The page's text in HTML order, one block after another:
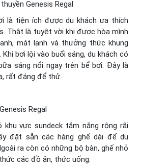
là tiện ích được du khách ưa thích
Thật là tuyệt vời khi được hòa mình
mát lạnh và thưởng thức khung
bơi lội vào buổi sáng, du khách có
sáng nổi ngay trên bể bơi. Đây là
rất đáng để thử.
khu vực sundeck tắm nắng rộng rãi
đặt sẵn các hàng ghế dài để du
ra còn có những bộ bàn, ghế nhỏ
các đồ ăn, thức uống.